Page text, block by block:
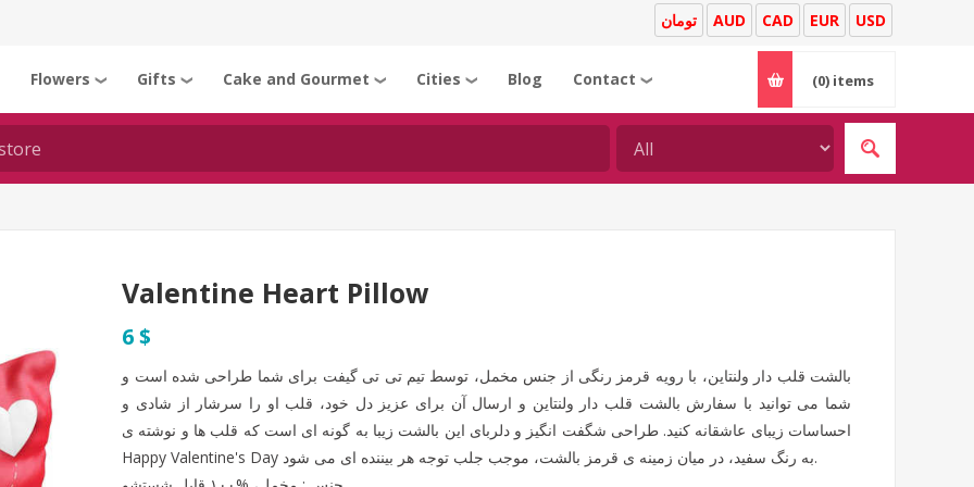
USD
EUR
CAD
AUD تومان
Flowers ❯ Gifts ❯ Cake and Gourmet ❯ Cities ❯ Blog Contact ❯ (0) items
Valentine Heart Pillow
6 $
بالشت قلب دار ولنتاین، با رویه قرمز رنگی از جنس مخمل، توسط تیم تی تی گیفت برای شما طراحی شده است و
شما می توانید با سفارش بالشت قلب دار ولنتاین و ارسال آن برای عزیز دل خود، قلب او را سرشار از شادی و
احساسات زیبای عاشقانه کنید. طراحی شگفت انگیز و دلربای این بالشت زیبا به گونه ای است که قلب ها و نوشته ی
Happy Valentine's Day به رنگ سفید، در میان زمینه ی قرمز بالشت، موجب جلب توجه هر بیننده ای می شود.